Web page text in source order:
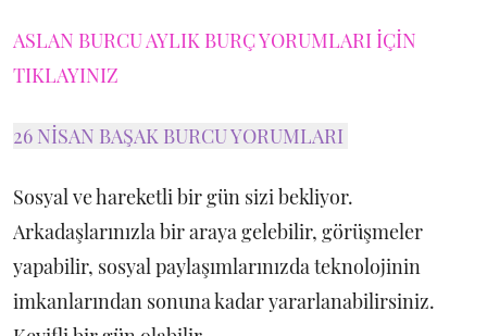
ASLAN BURCU AYLIK BURÇ YORUMLARI İÇİN
TIKLAYINIZ
26 NİSAN BAŞAK BURCU YORUMLARI
Sosyal ve hareketli bir gün sizi bekliyor.
Arkadaşlarınızla bir araya gelebilir, görüşmeler
yapabilir, sosyal paylaşımlarınızda teknolojinin
imkanlarından sonuna kadar yararlanabilirsiniz.